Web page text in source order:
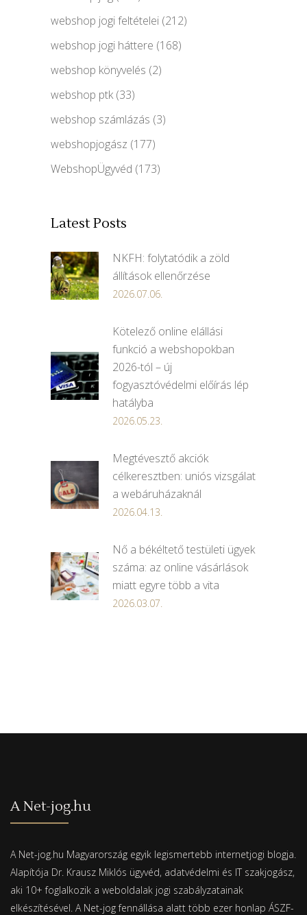
webshop jogi feltételei (212)
webshop jogi háttere (168)
webshop könyvelés (2)
webshop ptk(33)
webshop számlázás (3)
webshopjogász (177)
WebshopÜgyvéd (173)
Latest Posts
NKFH: folytatódik a zöld
állítások ellenőrzése
2026.07.06.
Kötelező online elállási
funkció a webshopokban
2026-tól – új
fogyasztóvédelmi előírás lép
hatályba
2026.05.23.
Megtévesztő akciók
célkeresztben: uniós vizsgálat
a webáruházaknál
2026.04.13.
Nő a békéltető testületi ügyek
száma: az online vásárlások
miatt egyre több a vita
2026.03.07.
A Net-jog.hu
A Net-jog.hu Magyarország egyik legismertebb internetjogi blogja.
Alapítója Dr. Krausz Miklós ügyvéd, adatvédelmi és IT szakjogász,
aki 10+ foglalkozik a weboldalak jogi szabályzatainak
elkészítésével. A Net-jog fennállása alatt több ezer honlap ÁSZF-